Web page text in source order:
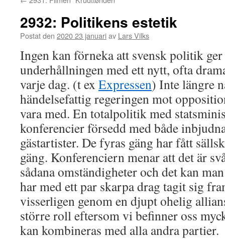
2932: Politikens estetik
Postat den 2020 23 januariav Lars Vilks
Ingen kan förneka att svensk politik ger
underhållningen med ett nytt, ofta
varje dag. (t ex Expressen) Inte längre
händelsefattig regeringen mot
vara med. En totalpolitik med
konferencier försedd med både
gästartister. De fyras gäng har fått
gäng. Konferenciern menar att det är
sådana omständigheter och det kan
har med ett par skarpa drag tagit sig
visserligen genom en djupt ohelig
större roll eftersom vi befinner oss
kan kombineras med alla andra partier.